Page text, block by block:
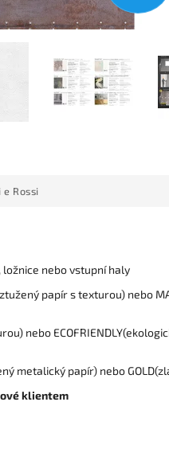
e Rossi
nebo vstupní haly
papír s texturou) nebo
nebo
metalický papír) nebo
klientem